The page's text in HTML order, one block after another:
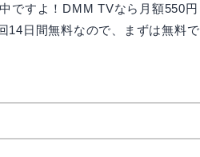
ですよ！DMM TVなら月額550円
14日間無料なので、まずは無料で